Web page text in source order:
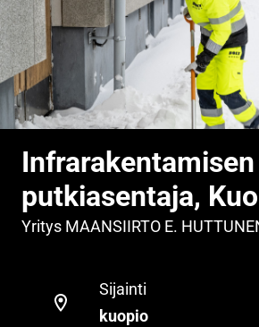
Infrarakentamisen
putkiasentaja,
Yritys MAANSIIRTO E.
Sijainti
kuopio